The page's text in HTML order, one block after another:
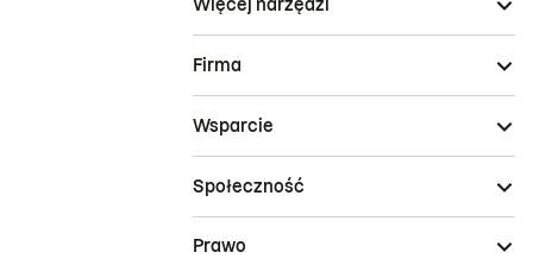
Więcej narzędzi
Firma
Wsparcie
Społeczność
Prawo